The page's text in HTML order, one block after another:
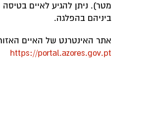
מטר). ניתן להגיע לאיים בטיסה
ביניהם בהפלגה.
אתר האינטרנט של האיים
https://portal.azores.gov.pt